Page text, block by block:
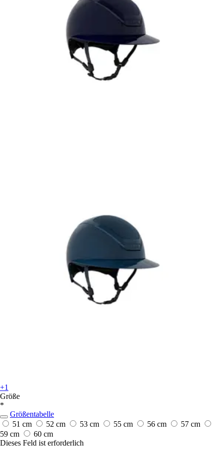
+1
Größe
*
Größentabelle
51 cm
52 cm 53 cm 55 cm 56 cm
57 cm
59 cm
60 cm
Dieses Feld ist erforderlich